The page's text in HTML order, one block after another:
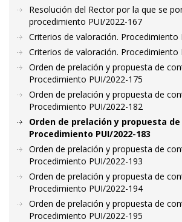
Resolución del Rector por la que se
procedimiento PUI/2022-167
Criterios de valoración. Procedimiento
Criterios de valoración. Procedimiento
Orden de prelación y propuesta de
Procedimiento PUI/2022-175
Orden de prelación y propuesta de
Procedimiento PUI/2022-182
Orden de prelación y propuesta
Procedimiento PUI/2022-183
Orden de prelación y propuesta de
Procedimiento PUI/2022-193
Orden de prelación y propuesta de
Procedimiento PUI/2022-194
Orden de prelación y propuesta de
Procedimiento PUI/2022-195